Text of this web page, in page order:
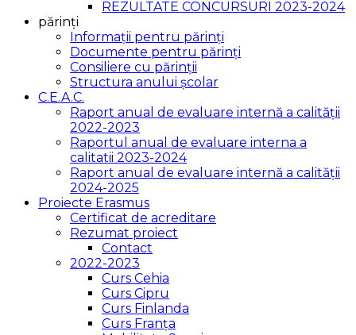
REZULTATE CONCURSURI 2023-2024
părinți
Informații pentru părinți
Documente pentru părinți
Consiliere cu părinții
Structura anului școlar
C.E.A.C.
Raport anual de evaluare internă a calității
2022-2023
Raportul anual de evaluare interna a
calitatii 2023-2024
Raport anual de evaluare internă a calității
2024-2025
Proiecte Erasmus
Certificat de acreditare
Rezumat proiect
Contact
2022-2023
Curs Cehia
Curs Cipru
Curs Finlanda
Curs Franța